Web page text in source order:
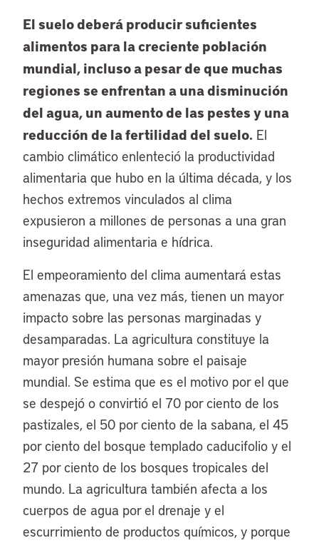
El suelo deberá producir suficientes
alimentos para la creciente población
mundial, incluso a pesar de que muchas
regiones se enfrentan a una disminución
del agua, un aumento de las pestes y una
reducción de la fertilidad del suelo. El
cambio climático enlenteció la productividad
alimentaria que hubo en la última década, y los
hechos extremos vinculados al clima
expusieron a millones de personas a una gran
inseguridad alimentaria e hídrica.
El empeoramiento del clima aumentará estas
amenazas que, una vez más, tienen un mayor
impacto sobre las personas marginadas y
desamparadas. La agricultura constituye la
mayor presión humana sobre el paisaje
mundial. Se estima que es el motivo por el que
se despejó o convirtió el 70 por ciento de los
pastizales, el 50 por ciento de la sabana, el 45
por ciento del bosque templado caducifolio y el
27 por ciento de los bosques tropicales del
mundo. La agricultura también afecta a los
cuerpos de agua por el drenaje y el
escurrimiento de productos químicos, y porque